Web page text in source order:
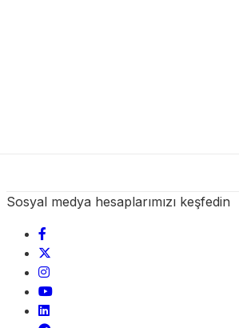
Sosyal medya hesaplarımızı keşfedin